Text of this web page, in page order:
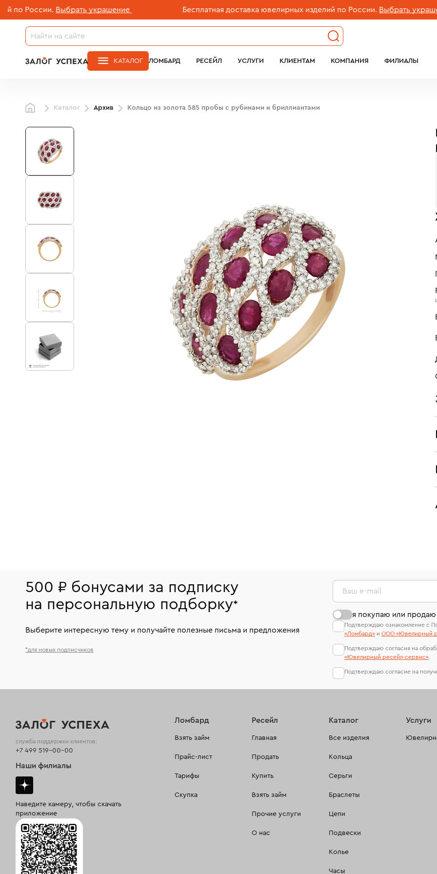
России. Выбрать украшение Бесплатная доставка ювелирных изделий по России. Выбрать украшение
ЛОМБАРД РЕСЕЙЛ УСЛУГИ КЛИЕНТАМ КОМПАНИЯ ФИЛИАЛЫ
КАТАЛОГ
Каталог Архив Кольцо из золота 585 пробы c рубинами и бриллиантами
500 ₽ бонусами за подписку
на персональную подборку*
Выберите интересную тему и получайте полезные письма и предложения
*для новых подписчиков
Ваш e-mail
я покупаю или
Подтверждаю ознакомление с
«Ломбард» и ООО «Ювелирный
Подтверждаю согласия на
«Ювелирный ресейл-сервиc».
Подтверждаю согласие на
Ломбард
Взять займ
Прайс-лист
Тарифы
Скупка
Ресейл
Главная
Продать
Купить
Взять займ
Прочие услуги
О нас
Каталог
Все изделия
Кольца
Серьги
Браслеты
Цепи
Подвески
Колье
Часы
Услуги
служба поддержки клиентов:
+7 499 519-00-00
Наши филиалы
Наведите камеру, чтобы скачать
приложение